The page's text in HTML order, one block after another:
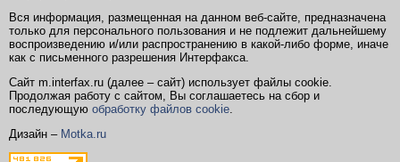
Вся информация, размещенная на данном веб-сайте, предназначена
только для персонального пользования и не подлежит дальнейшему
воспроизведению и/или распространению в какой-либо форме, иначе
как с письменного разрешения Интерфакса.
Сайт m.interfax.ru (далее – сайт) использует файлы cookie.
Продолжая работу с сайтом, Вы соглашаетесь на сбор и
последующую обработку файлов cookie.
Дизайн – Motka.ru